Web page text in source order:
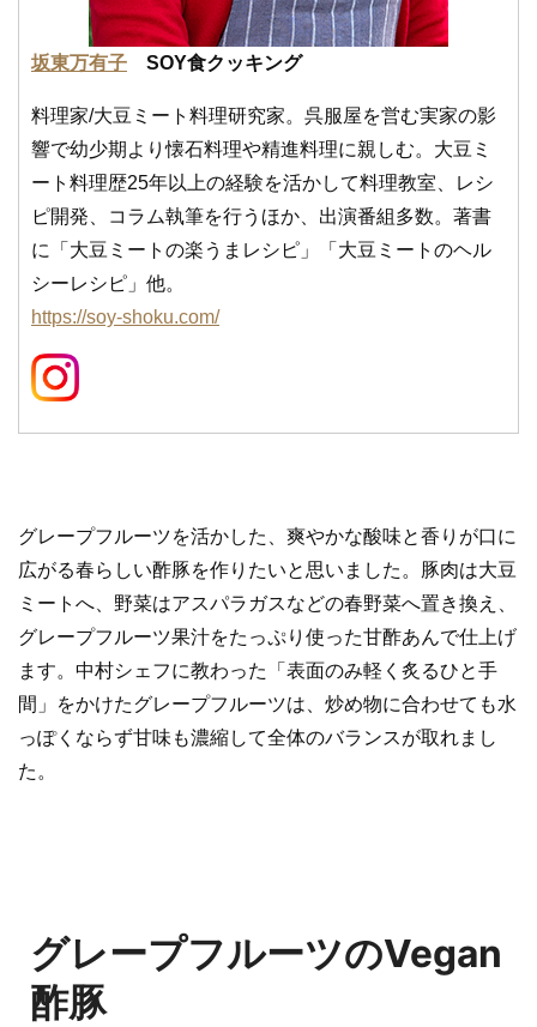
坂東万有子 SOY食クッキング
料理家/大豆ミート料理研究家。呉服屋を営む実家の影
響で幼少期より懐石料理や精進料理に親しむ。大豆ミ
ート料理歴25年以上の経験を活かして料理教室、レシ
ピ開発、コラム執筆を行うほか、出演番組多数。著書
に「大豆ミートの楽うまレシピ」「大豆ミートのヘル
シーレシピ」他。
https://soy-shoku.com/
グレープフルーツを活かした、爽やかな酸味と香りが口に
広がる春らしい酢豚を作りたいと思いました。豚肉は大豆
ミートへ、野菜はアスパラガスなどの春野菜へ置き換え、
グレープフルーツ果汁をたっぷり使った甘酢あんで仕上げ
ます。中村シェフに教わった「表面のみ軽く炙るひと手
間」をかけたグレープフルーツは、炒め物に合わせても水
っぽくならず甘味も濃縮して全体のバランスが取れまし
た。
グレープフルーツのVegan
酢豚